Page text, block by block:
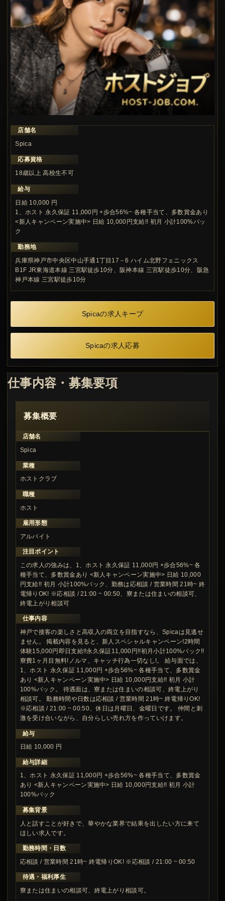
この求人の注目ポイント
店舗名
Spica
応募資格
18歳以上 高校生不可
給与
日給 10,000 円
1、ホスト 永久保証 11,000円 +歩合56%~ 各種手当て、多数賞金あり
<新人キャンペーン実施中> 日給 10,000円支給!! 初月 小計100%バッ
ク
勤務地
兵庫県神戸市中央区中山手通1丁目17－6 ハイム北野フェニックス
B1F JR東海道本線 三宮駅徒歩10分、阪神本線 三宮駅徒歩10分、阪急
神戸本線 三宮駅徒歩10分
Spicaの求人キープ
Spicaの求人応募
仕事内容・募集要項
募集概要
店舗名
Spica
業種
ホストクラブ
職種
ホスト
雇用形態
アルバイト
注目ポイント
この求人の強みは、1、ホスト 永久保証 11,000円 +歩合56%~ 各
種手当て、多数賞金あり <新人キャンペーン実施中> 日給 10,000
円支給!! 初月 小計100%バック、勤務は応相談 / 営業時間 21時~ 終
電帰りOK! ※応相談 / 21:00 ~ 00:50、寮または住まいの相談可、
終電上がり相談可
仕事内容
神戸で接客の楽しさと高収入の両立を目指すなら、Spicaは見逃せ
ません。 掲載内容を見ると、新人スペシャルキャンペーン!2時間
体験15,000円即日支給!!永久保証11,000円!!初月小計100%バック!!
寮費1ヶ月目無料!ノルマ、キャッチ行為一切なし!。 給与面では、
1、ホスト 永久保証 11,000円 +歩合56%~ 各種手当て、多数賞金
あり <新人キャンペーン実施中> 日給 10,000円支給!! 初月 小計
100%バック。 待遇面は、寮または住まいの相談可、終電上がり
相談可。 勤務時間や日数は応相談 / 営業時間 21時~ 終電帰りOK!
※応相談 / 21:00 ~ 00:50、休日は月曜日、金曜日です。 仲間と刺
激を受け合いながら、自分らしい売れ方を作っていけます。
給与
日給 10,000 円
給与詳細
1、ホスト 永久保証 11,000円 +歩合56%~ 各種手当て、多数賞金
あり <新人キャンペーン実施中> 日給 10,000円支給!! 初月 小計
100%バック
募集背景
人と話すことが好きで、華やかな業界で結果を出したい方に来て
ほしい求人です。
勤務時間・日数
応相談 / 営業時間 21時~ 終電帰りOK! ※応相談 / 21:00 ~ 00:50
待遇・福利厚生
寮または住まいの相談可、終電上がり相談可。